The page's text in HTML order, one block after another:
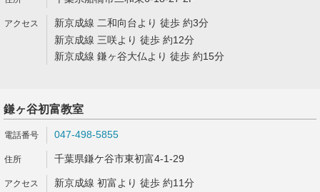
新京成線 二和向台より 徒歩 約3分
新京成線 三咲より 徒歩 約12分
新京成線 鎌ヶ谷大仏より 徒歩 約15分
鎌ヶ谷初富教室
047-498-5855
千葉県鎌ケ谷市東初富4-1-29
新京成線 初富より 徒歩 約11分